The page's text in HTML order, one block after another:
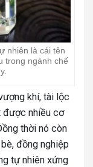
nhiên là cái tên
trong ngành chế
khí, tài lộc
được nhiều cơ
thời nó còn
đồng nghiệp
tự nhiên xứng